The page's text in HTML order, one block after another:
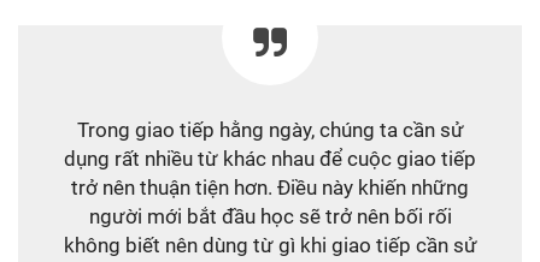
Trong giao tiếp hằng ngày, chúng ta cần sử
dụng rất nhiều từ khác nhau để cuộc giao tiếp
trở nên thuận tiện hơn. Điều này khiến những
người mới bắt đầu học sẽ trở nên bối rối
không biết nên dùng từ gì khi giao tiếp cần sử